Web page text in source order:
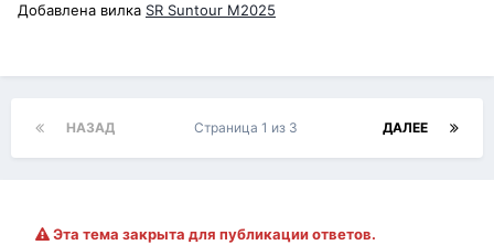
Добавлена вилка SR Suntour M2025
НАЗАД ДАЛЕЕ
Страница 1 из 3
Эта тема закрыта для публикации ответов.